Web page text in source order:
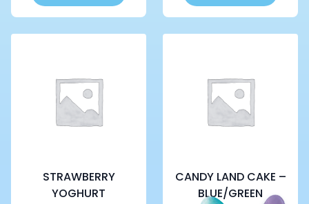
STRAWBERRY
YOGHURT
CANDY LAND CAKE –
BLUE/GREEN